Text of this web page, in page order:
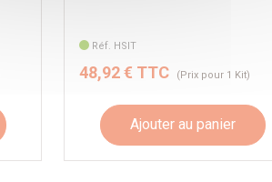
Réf. HSIT
48,92 € TTC (Prix pour 1 Kit)
Ajouter au panier